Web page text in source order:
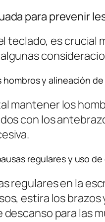
para prevenir
teclado, es crucial
hombros y alineación
mantener los
con los
regulares y uso
regulares en la
estira los
descanso para las